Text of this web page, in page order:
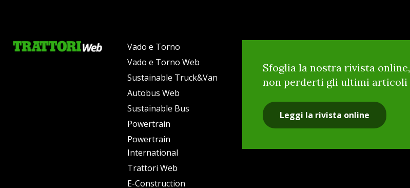
Vado e Torno
Vado e Torno Web
Sustainable Truck&Van
Autobus Web
Sustainable Bus
Powertrain
Powertrain
International
Trattori Web
E-Construction
Sfoglia la nostra rivista online,
non perderti gli ultimi articoli
Leggi la rivista online